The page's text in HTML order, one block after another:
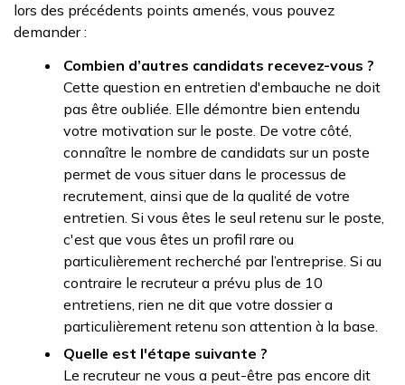
lors des précédents points amenés, vous pouvez
demander :
Combien d’autres candidats recevez-vous ?
Cette question en entretien d'embauche ne doit
pas être oubliée. Elle démontre bien entendu
votre motivation sur le poste. De votre côté,
connaître le nombre de candidats sur un poste
permet de vous situer dans le processus de
recrutement, ainsi que de la qualité de votre
entretien. Si vous êtes le seul retenu sur le poste,
c'est que vous êtes un profil rare ou
particulièrement recherché par l’entreprise. Si au
contraire le recruteur a prévu plus de 10
entretiens, rien ne dit que votre dossier a
particulièrement retenu son attention à la base.
Quelle est l'étape suivante ?
Le recruteur ne vous a peut-être pas encore dit